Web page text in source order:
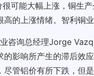
可能大幅上涨，铜生
高的上涨情绪。智利
咨询总经理Jorge
的影响所产生的滞后
管铝价有所下跌，但